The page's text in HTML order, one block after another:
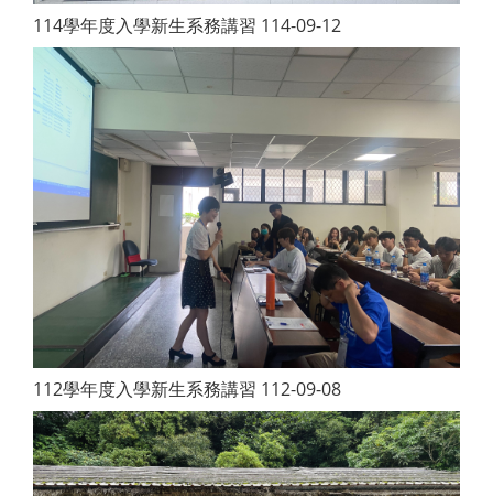
114學年度入學新生系務講習 114-09-12
112學年度入學新生系務講習 112-09-08